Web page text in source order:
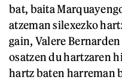
bat, baita
atzeman silexezko
gain, Valere Bernarden
osatzen du hartzaren
hartz baten harreman